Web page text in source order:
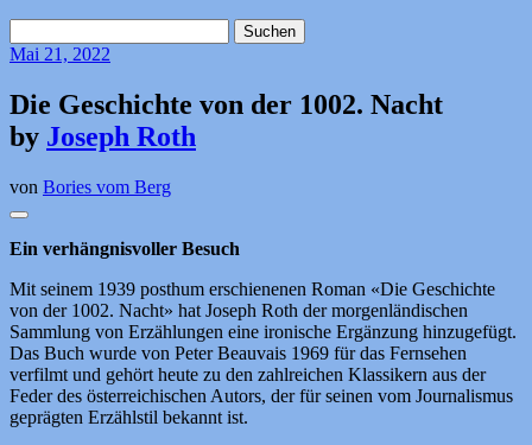
nach:
Mai 21, 2022
Die Geschichte von der 1002. Nacht
by Joseph Roth
von Bories vom Berg
Ein verhängnisvoller Besuch
Mit seinem 1939 posthum erschienenen Roman «Die Geschichte
von der 1002. Nacht» hat Joseph Roth der morgenländischen
Sammlung von Erzählungen eine ironische Ergänzung hinzugefügt.
Das Buch wurde von Peter Beauvais 1969 für das Fernsehen
verfilmt und gehört heute zu den zahlreichen Klassikern aus der
Feder des österreichischen Autors, der für seinen vom Journalismus
geprägten Erzählstil bekannt ist.